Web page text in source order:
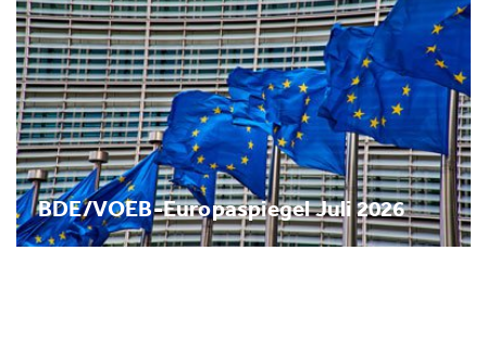
BDE/VOEB-Europaspiegel Juli 2026